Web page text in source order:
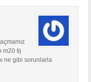
m20 tij
ne gibi sorunlarla